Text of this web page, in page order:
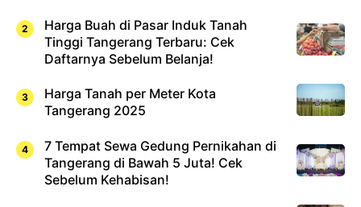
Harga Buah di Pasar Induk Tanah
Tinggi Tangerang Terbaru: Cek
Daftarnya Sebelum Belanja!
Harga Tanah per Meter Kota
Tangerang 2025
7 Tempat Sewa Gedung Pernikahan di
Tangerang di Bawah 5 Juta! Cek
Sebelum Kehabisan!